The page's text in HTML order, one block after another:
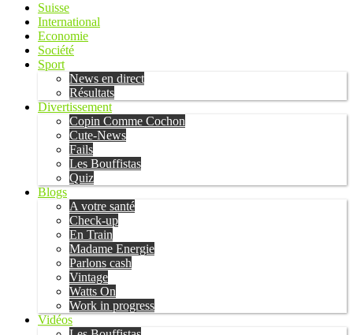
Suisse
International
Economie
Société
Sport
News en direct
Résultats
Divertissement
Copin Comme Cochon
Cute-News
Fails
Les Bouffistas
Quiz
Blogs
A votre santé
Check-up
En Train
Madame Energie
Parlons cash
Vintage
Watts On
Work in progress
Vidéos